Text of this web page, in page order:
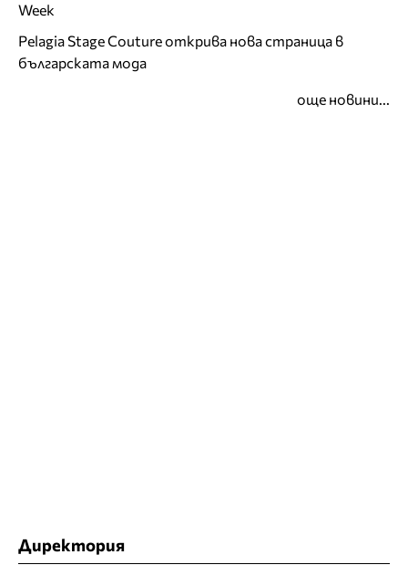
Week
Pelagia Stage Couture открива нова страница в
българската мода
още новини...
Директория